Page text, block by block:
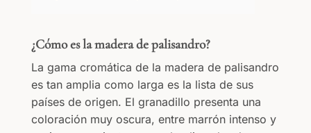
¿Cómo es la madera de palisandro?
La gama cromática de la madera de palisandro
es tan amplia como larga es la lista de sus
países de origen. El granadillo presenta una
coloración muy oscura, entre marrón intenso y